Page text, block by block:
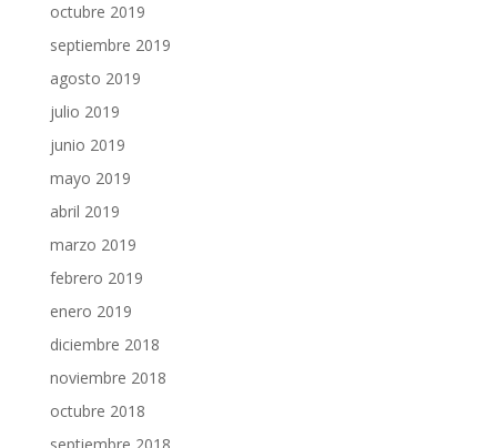
octubre 2019
septiembre 2019
agosto 2019
julio 2019
junio 2019
mayo 2019
abril 2019
marzo 2019
febrero 2019
enero 2019
diciembre 2018
noviembre 2018
octubre 2018